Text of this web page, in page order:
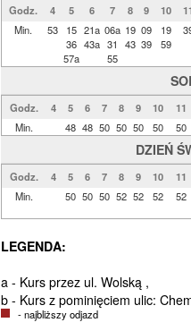
Godz. 4 5 6 7 8 9 10
Min.
53
15
36
57a
21a
43a
06a
31
55
19
43
09
39
19
59
Godz. 4 5 6 7 8 9 10
11
Min.
48 48 50 50 50 50 50
DZIEŃ
Godz. 4 5 6 7 8 9 10
11
Min.
50 50 50 52 52 52 52
LEGENDA:
a - Kurs przez ul. Wolską ,
b - Kurs z pominięciem ulic:
- najbliższy odjazd